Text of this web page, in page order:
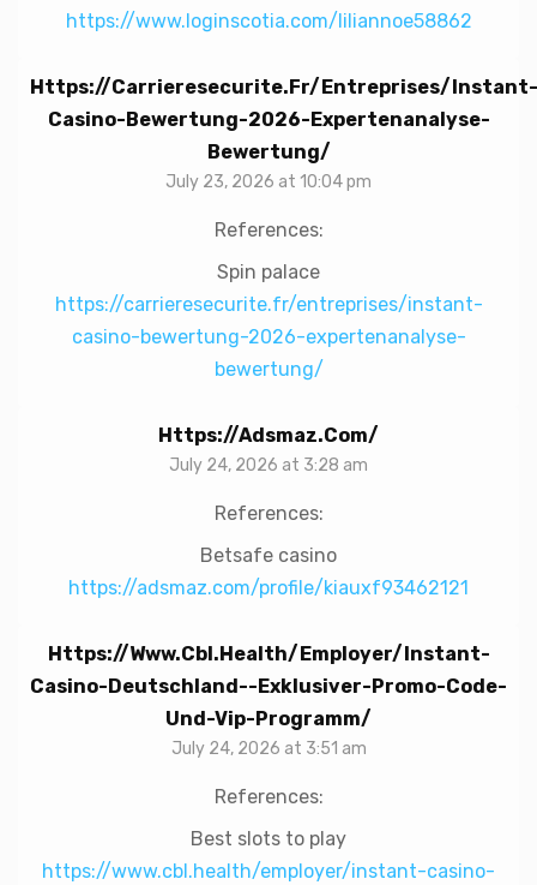
https://www.loginscotia.com/liliannoe58862
Https://carrieresecurite.fr/entreprises/instant-
Casino-Bewertung-2026-Expertenanalyse-
Bewertung/
July 23, 2026 at 10:04 pm
References:
Spin palace
https://carrieresecurite.fr/entreprises/instant-
casino-bewertung-2026-expertenanalyse-
bewertung/
Https://adsmaz.com/
July 24, 2026 at 3:28 am
References:
Betsafe casino
https://adsmaz.com/profile/kiauxf93462121
Https://www.cbl.health/employer/instant-
Casino-Deutschland-️-Exklusiver-Promo-Code-
Und-Vip-Programm/
July 24, 2026 at 3:51 am
References:
Best slots to play
https://www.cbl.health/employer/instant-casino-